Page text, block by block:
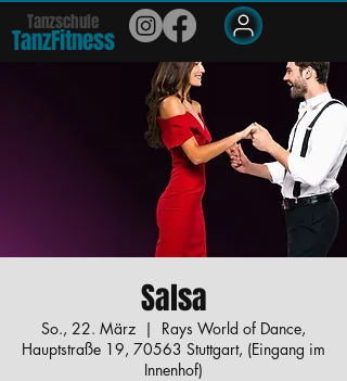
Tanzschule
TanzFitness
Salsa
So., 22. März
  |
Rays World of Dance,
Hauptstraße 19, 70563 Stuttgart, (Eingang im
Innenhof)